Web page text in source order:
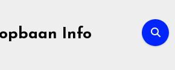
Info